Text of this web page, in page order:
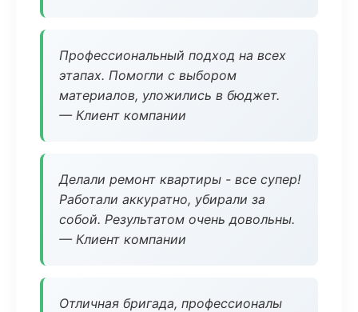
Профессиональный подход на всех
этапах. Помогли с выбором
материалов, уложились в бюджет.
— Клиент компании
Делали ремонт квартиры - все супер!
Работали аккуратно, убирали за
собой. Результатом очень довольны.
— Клиент компании
Отличная бригада, профессионалы